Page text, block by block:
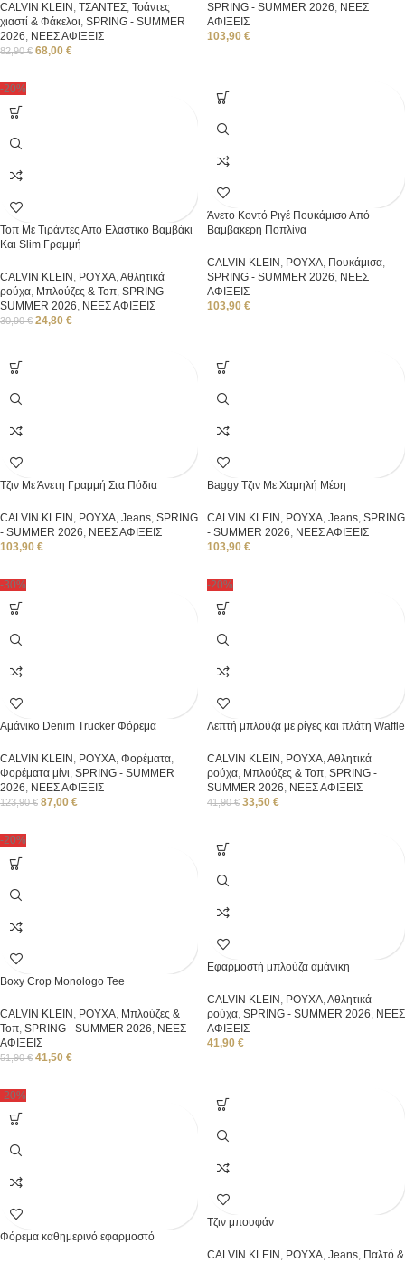
CALVIN KLEIN , ΤΣΑΝΤΕΣ, Τσάντες
χιαστί & Φάκελοι, SPRING - SUMMER
2026, ΝΕΕΣ ΑΦΙΞΕΙΣ
82,90€ 68,00 €
SPRING - SUMMER 2026, ΝΕΕΣ
ΑΦΙΞΕΙΣ
103,90 €
-20%
Τοπ Με Τιράντες Από Ελαστικό Βαμβάκι
Και Slim Γραμμή
CALVIN KLEIN , ΡΟΥΧΑ,Αθλητικά
ρούχα, Μπλούζες & Τοπ, SPRING -
SUMMER 2026, ΝΕΕΣ ΑΦΙΞΕΙΣ
30,90€ 24,80 €
Άνετο Κοντό Ριγέ Πουκάμισο Από
Βαμβακερή Ποπλίνα
CALVIN KLEIN , ΡΟΥΧΑ, Πουκάμισα,
SPRING - SUMMER 2026, ΝΕΕΣ
ΑΦΙΞΕΙΣ
103,90 €
Τζιν Με Άνετη Γραμμή Στα Πόδια
CALVIN KLEIN , ΡΟΥΧΑ, Jeans, SPRING
- SUMMER 2026, ΝΕΕΣ ΑΦΙΞΕΙΣ
103,90 €
Baggy Τζιν Με Χαμηλή Μέση
CALVIN KLEIN , ΡΟΥΧΑ, Jeans, SPRING
- SUMMER 2026, ΝΕΕΣ ΑΦΙΞΕΙΣ
103,90 €
-30%
Αμάνικο Denim Trucker Φόρεμα
CALVIN KLEIN , ΡΟΥΧΑ, Φορέματα,
Φορέματα μίνι, SPRING - SUMMER
2026, ΝΕΕΣ ΑΦΙΞΕΙΣ
123,90€ 87,00 €
-20%
Λεπτή μπλούζα με ρίγες και πλάτη Waffle
CALVIN KLEIN , ΡΟΥΧΑ,Αθλητικά
ρούχα, Μπλούζες & Τοπ, SPRING -
SUMMER 2026, ΝΕΕΣ ΑΦΙΞΕΙΣ
41,90€ 33,50 €
-20%
Boxy Crop Monologo Tee
CALVIN KLEIN , ΡΟΥΧΑ, Μπλούζες &
Τοπ, SPRING - SUMMER 2026, ΝΕΕΣ
ΑΦΙΞΕΙΣ
51,90€ 41,50 €
Εφαρμοστή μπλούζα αμάνικη
CALVIN KLEIN , ΡΟΥΧΑ,Αθλητικά
ρούχα, SPRING - SUMMER 2026, ΝΕΕΣ
ΑΦΙΞΕΙΣ
41,90 €
-20%
Φόρεμα καθημερινό εφαρμοστό
Τζιν μπουφάν
CALVIN KLEIN , ΡΟΥΧΑ, Jeans, Παλτό &